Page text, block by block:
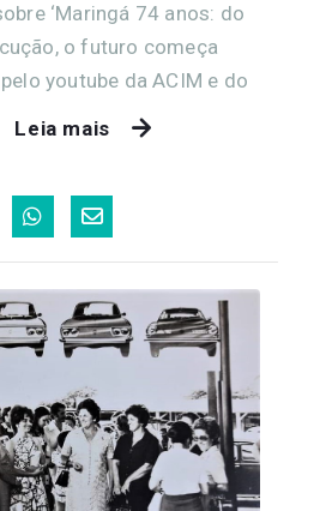
‘Maringá 74 anos: do
o futuro começa
youtube da ACIM e do
Leia mais